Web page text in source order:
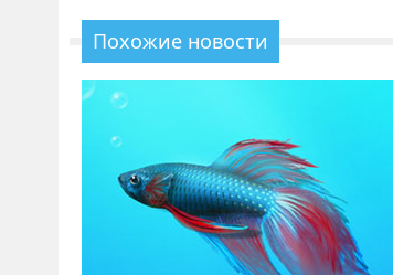
Похожие новости